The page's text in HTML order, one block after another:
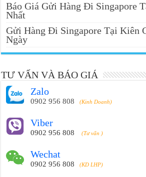
Báo Giá Gửi Hàng Đi Singapore
Nhất
Gửi Hàng Đi Singapore Tại Kiên
Ngày
TƯ VẤN VÀ BÁO GIÁ
Zalo
0902 956 808 (Kinh Doanh)
Viber
0902 956 808 (Tư vấn )
Wechat
0902 956 808 (KD LHP)